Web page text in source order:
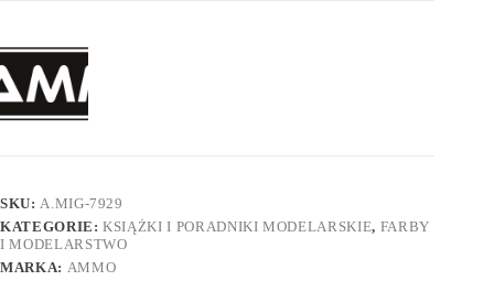
SKU: A.MIG-7929
KATEGORIE:KSIĄŻKI I PORADNIKI MODELARSKIE, FARBY
I MODELARSTWO
MARKA: AMMO